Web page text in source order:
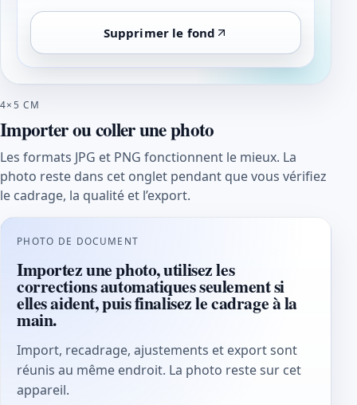
Supprimer le fond
4×5 CM
Importer ou coller une photo
Les formats JPG et PNG fonctionnent le mieux. La
photo reste dans cet onglet pendant que vous vérifiez
le cadrage, la qualité et l’export.
PHOTO DE DOCUMENT
Importez une photo, utilisez les
corrections automatiques seulement si
elles aident, puis finalisez le cadrage à la
main.
Import, recadrage, ajustements et export sont
réunis au même endroit. La photo reste sur cet
appareil.